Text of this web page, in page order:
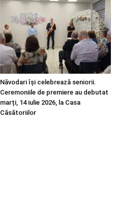
Năvodari își celebrează seniorii.
Ceremoniile de premiere au debutat
marți, 14 iulie 2026, la Casa
Căsătoriilor